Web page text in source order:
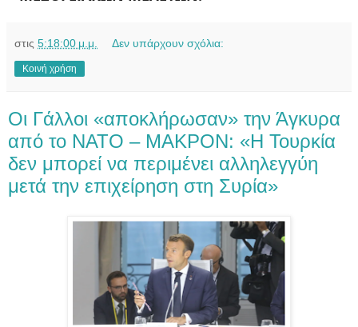
στις 5:18:00 μ.μ. Δεν υπάρχουν σχόλια:
Κοινή χρήση
Οι Γάλλοι «αποκλήρωσαν» την Άγκυρα
από το NATO – MAKPON: «Η Τουρκία
δεν μπορεί να περιμένει αλληλεγγύη
μετά την επιχείρηση στη Συρία»